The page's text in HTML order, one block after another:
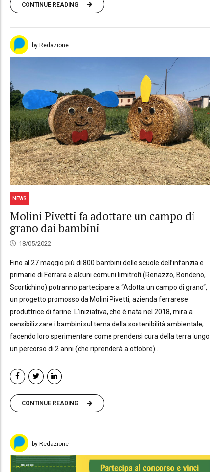
CONTINUE READING
by Redazione
NEWS
Molini Pivetti fa adottare un campo di
grano dai bambini
18/05/2022
Fino al 27 maggio più di 800 bambini delle scuole dell’infanzia e
primarie di Ferrara e alcuni comuni limitrofi (Renazzo, Bondeno,
Scortichino) potranno partecipare a “Adotta un campo di grano“,
un progetto promosso da Molini Pivetti, azienda ferrarese
produttrice di farine. L’iniziativa, che è nata nel 2018, mira a
sensibilizzare i bambini sul tema della sostenibilità ambientale,
facendo loro sperimentare come prendersi cura della terra lungo
un percorso di 2 anni (che riprenderà a ottobre)...
CONTINUE READING
by Redazione